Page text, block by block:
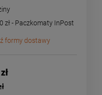
zł - Paczkomaty InPost
kosztów płatności
formy dostawy